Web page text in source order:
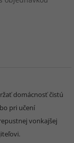
domácnosť čistú
pri učení
vonkajšej